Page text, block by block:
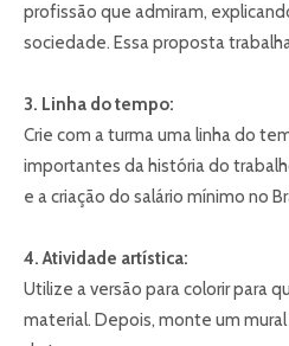
profissão que admiram,
sociedade. Essa proposta
3. Linha do tempo:
Crie com a turma uma linha do
importantes da história do
e a criação do salário mínimo no
4. Atividade artística:
Utilize a versão para colorir para
material. Depois, monte um